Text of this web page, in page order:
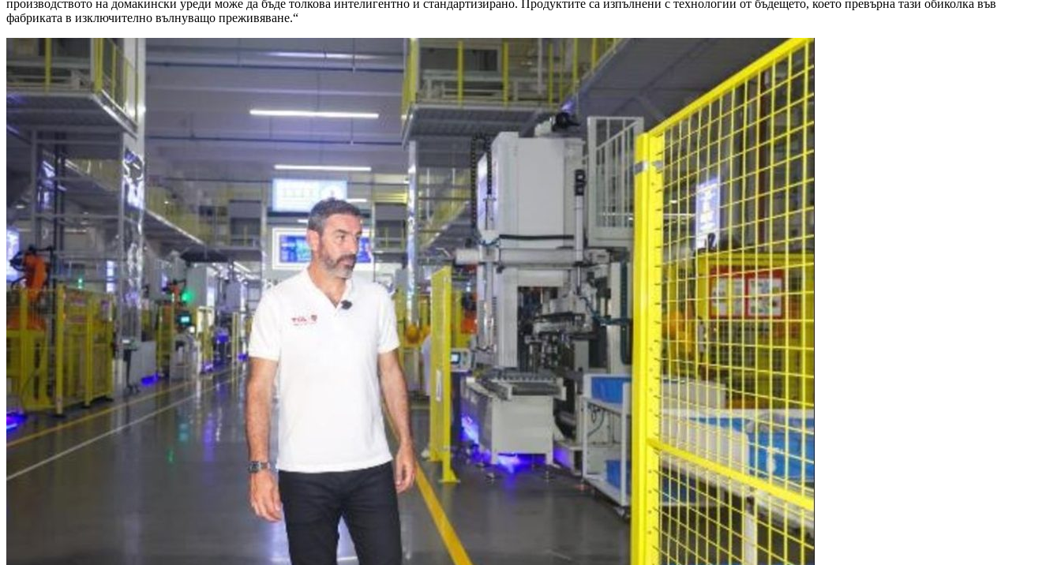
производството на домакински уреди може да бъде толкова интелигентно и стандартизирано. Продуктите са изпълнени с технологии от бъдещето, което превърна тази обиколка във
фабриката в изключително вълнуващо преживяване.“